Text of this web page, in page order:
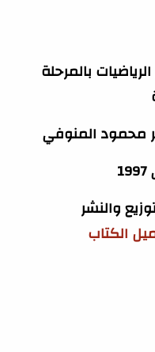
بالمرحلة
محمود المنوفي
والنشر
الكتاب